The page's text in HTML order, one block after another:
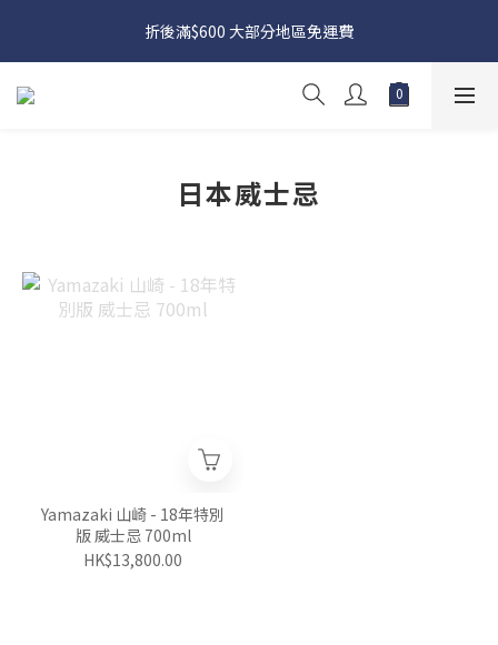
日本接近假期，貨源較不穩定；如想在 8 月 11 日至 8 月 15 日收
貨，請務必於 8 月 10 日前落單
折後滿$600 大部分地區免運費
日本接近假期，貨源較不穩定；如想在 8 月 11 日至 8 月 15 日收
貨，請務必於 8 月 10 日前落單
日本威士忌
Yamazaki 山崎 - 18年特別
版 威士忌 700ml
HK$13,800.00